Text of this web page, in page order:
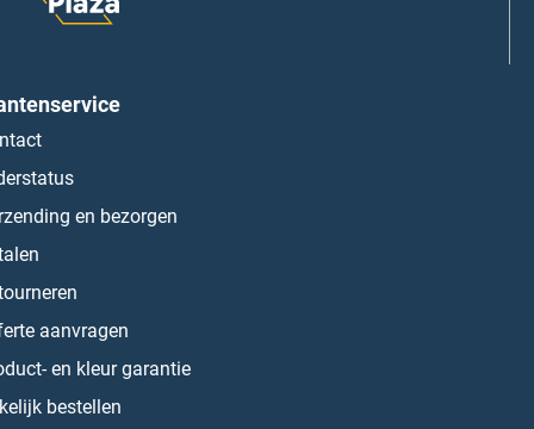
en bezorgen
aanvragen
en kleur garantie
bestellen